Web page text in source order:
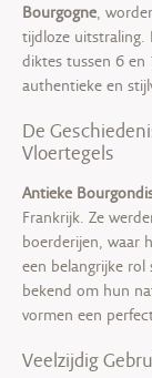
Bourgogne,
tijdloze uitstraling.
diktes tussen 6 en
authentieke en
De
Vloertegels
Antieke
Frankrijk. Ze
boerderijen, waar
een belangrijke rol
bekend om hun
vormen een
Veelzijdig